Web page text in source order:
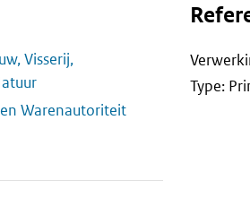
Visserij,
Warenautoriteit
Type: